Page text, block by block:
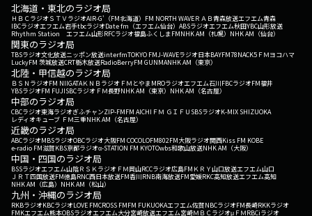
北海道・東北のラジオ局
ＨＢＣラジオＳＴＶラジオAIR-G'（FM北海道） FM NORTH WAVEＲＡＢ青森放送エフエム青森
IBCラジオエフエム岩手tbcラジオDate fm（エフエム仙台） ABSラジオエフエム秋田YBC山形放送
Rhythm Station エフエム山形RFCラジオ福島ふくしまFMNHK AM（札幌） NHK AM（仙台）
関東のラジオ局
TBSラジオ文化放送ニッポン放送interfmTOKYO FMJ-WAVEラジオ日本BAYFM78NACK5 ＦＭヨコハマ
LuckyFM 茨城放送CRT栃木放送RadioBerryFM GUNMANHK AM（東京）
北陸・甲信越のラジオ局
ＢＳＮラジオFM NIIGATAＫＮＢラジオ ＦＭとやまMROラジオエフエム石川FBCラジオFM福井
YBSラジオFM FUJISBCラジオ ＦＭ長野NHK AM（東京） NHK AM（名古屋）
中部のラジオ局
CBCラジオ東海ラジオぎふチャンZIP-FMFM AICHI ＦＭ ＧＩＦＵ SBSラジオK-MIX SHIZUOKA
レディオキューブ ＦＭ三重NHK AM（名古屋）
近畿のラジオ局
ABCラジオMBSラジオOBCラジオ大阪FM COCOLOFM802FM大阪ラジオ関西Kiss FM KOBE
e-radio FM滋賀KBS京都ラジオα-STATION FM KYOTOwbs和歌山放送NHK AM（大阪）
中国・四国のラジオ局
BSSラジオエフエム山陰ＲＳＫラジオ ＦＭ岡山RCCラジオ広島FM ＫＲＹ山口放送エフエム山口
ＪＲＴ四国放送FM徳島RNC西日本放送FM香川RNB南海放送FM愛媛RKC高知放送エフエム高知
NHK AM（広島） NHK AM（松山）
九州・沖縄のラジオ局
RKBラジオKBCラジオLOVE FMCROSS FMFM FUKUOKAエフエム佐賀NBCラジオFM長崎RKKラジオ
FMKエフエム熊本OBSラジオエフエム大分宮崎放送エフエム宮崎ＭＢＣラジオμＦＭRBCiラジオ